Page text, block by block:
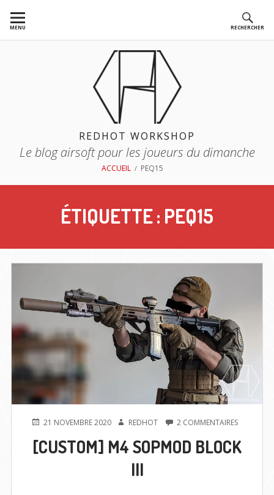
auMENU RECHERCHER
REDHOT WORKSHOP
Le blog airsoft pour les joueurs du dimanche
ACCUEIL PEQ15
ÉTIQUETTE : PEQ15
PUBLIÉ21 NOVEMBRE 2020 AUTEUR
REDHOT 2 COMMENTAIRESSUR
M4
SOPMOD
[CUSTOM] M4 SOPMOD BLOCK
III